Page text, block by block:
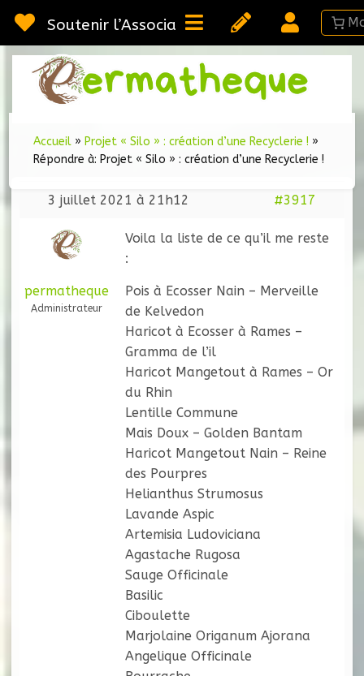
au
contenu
Soutenir l’Association
Accueil » Projet « Silo » : création d’une Recyclerie ! »
Répondre à: Projet « Silo » : création d’une Recyclerie !
3 juillet 2021 à 21h12 #3917
permatheque
Administrateur
Voila la liste de ce qu’il me reste
:
Pois à Ecosser Nain – Merveille
de Kelvedon
Haricot à Ecosser à Rames –
Gramma de l’il
Haricot Mangetout à Rames – Or
du Rhin
Lentille Commune
Mais Doux – Golden Bantam
Haricot Mangetout Nain – Reine
des Pourpres
Helianthus Strumosus
Lavande Aspic
Artemisia Ludoviciana
Agastache Rugosa
Sauge Officinale
Basilic
Ciboulette
Marjolaine Origanum Ajorana
Angelique Officinale